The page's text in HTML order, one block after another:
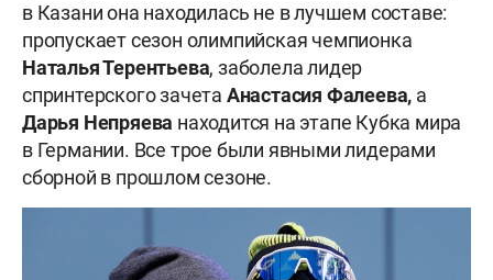
в Казани она находилась не в лучшем составе:
пропускает сезон олимпийская чемпионка
Наталья Терентьева, заболела лидер
спринтерского зачета Анастасия Фалеева, а
Дарья Непряева находится на этапе Кубка мира
в Германии. Все трое были явными лидерами
сборной в прошлом сезоне.